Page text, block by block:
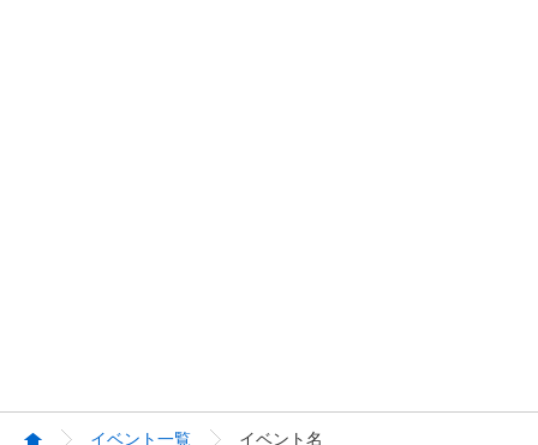
イベント一覧 イベント名